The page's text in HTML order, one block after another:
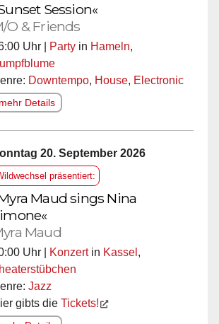
Session«
O & Friends
Uhr | Party in Hameln,
Downtempo, House, Electronic
mehr Details
20. September 2026
präsentiert:
Maud sings Nina
Maud
Uhr | Konzertin Kassel ,
Jazz
gibts die Tickets!